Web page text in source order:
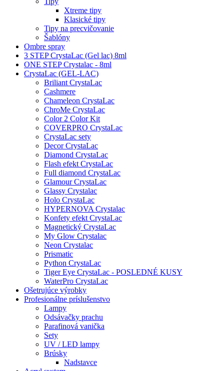
Xtreme tipy
Klasické tipy
Tipy na precvičovanie
Šablóny
Ombre spray
3 STEP CrystaLac (Gel lac) 8ml
ONE STEP Crystalac - 8ml
CrystaLac (GEL-LAC)
Briliant CrystaLac
Cashmere
Chameleon CrystaLac
ChroMe CrystaLac
Color 2 Color Kit
COVERPRO CrystaLac
CrystaLac sety
Decor CrystaLac
Diamond CrystaLac
Flash efekt CrystaLac
Full diamond CrystaLac
Glamour CrystaLac
Glassy Crystalac
Holo CrystaLac
HYPERNOVA Crystalac
Konfety efekt CrystaLac
Magnetický CrystaLac
My Glow Crystalac
Neon Crystalac
Prismatic
Python CrystaLac
Tiger Eye CrystaLac - POSLEDNÉ KUSY
WaterPro CrystaLac
Ošetrujúce výrobky
Profesionálne príslušenstvo
Lampy
Odsávačky prachu
Parafinová vanička
Sety
UV / LED lampy
Brúsky
Nadstavce